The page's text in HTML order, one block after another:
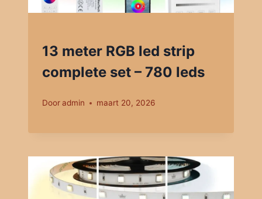
13 meter RGB led strip
complete set – 780 leds
Dooradmin maart 20, 2026